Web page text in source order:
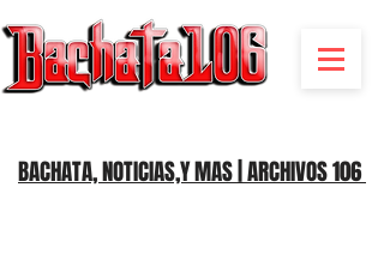
BACHATA, NOTICIAS,Y MAS | ARCHIVOS 106